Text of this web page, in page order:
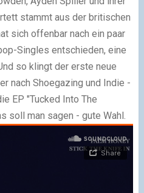
stammt aus der britischen
sich offenbar nach ein paar
Singles entschieden, eine
so klingt der erste neue
nach Shoegazing und Indie -
EP "Tucked Into The
soll man sagen - gute Wahl.